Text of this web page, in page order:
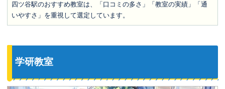
四ツ谷駅のおすすめ教室は、「口コミの多さ」「教室の実績」「通
いやすさ」を重視して選定しています。
学研教室